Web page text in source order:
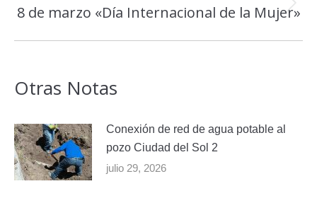
Publicación
8 de marzo «Día Internacional de la Mujer»
Otras Notas
Conexión de red de agua potable al
pozo Ciudad del Sol 2
julio 29, 2026